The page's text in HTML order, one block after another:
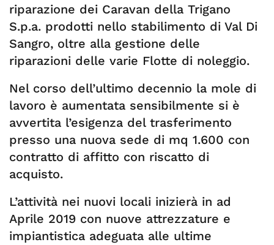
riparazione dei Caravan della Trigano
S.p.a. prodotti nello stabilimento di Val Di
Sangro, oltre alla gestione delle
riparazioni delle varie Flotte di noleggio.
Nel corso dell’ultimo decennio la mole di
lavoro è aumentata sensibilmente si è
avvertita l’esigenza del trasferimento
presso una nuova sede di mq 1.600 con
contratto di affitto con riscatto di
acquisto.
L’attività nei nuovi locali inizierà in ad
Aprile 2019 con nuove attrezzature e
impiantistica adeguata alle ultime